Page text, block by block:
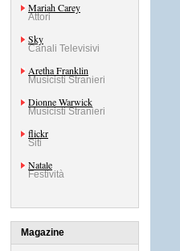
Mariah Carey
Attori
Sky
Canali Televisivi
Aretha Franklin
Musicisti Stranieri
Dionne Warwick
Musicisti Stranieri
flickr
Siti
Natale
Festività
Magazine